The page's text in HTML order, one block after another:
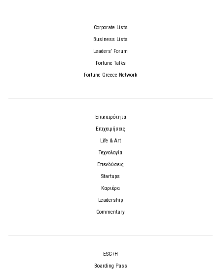
Corporate Lists
Business Lists
Leaders’ Forum
Fortune Talks
Fortune Greece Network
Επικαιρότητα
Επιχειρήσεις
Life & Art
Τεχνολογία
Επενδύσεις
Startups
Καριέρα
Leadership
Commentary
ESG+H
Boarding Pass